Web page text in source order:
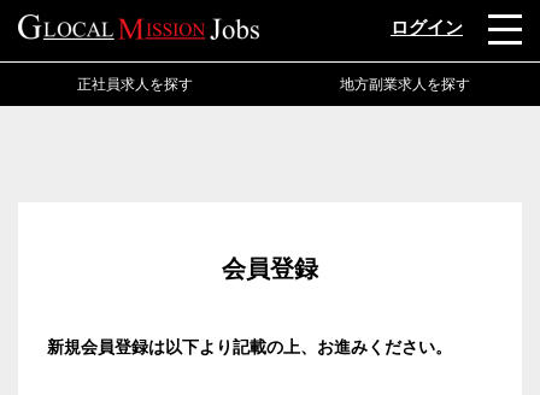
ログイン
正社員求人を探す 地方副業求人を探す
会員登録
新規会員登録は以下より記載の上、お進みください。